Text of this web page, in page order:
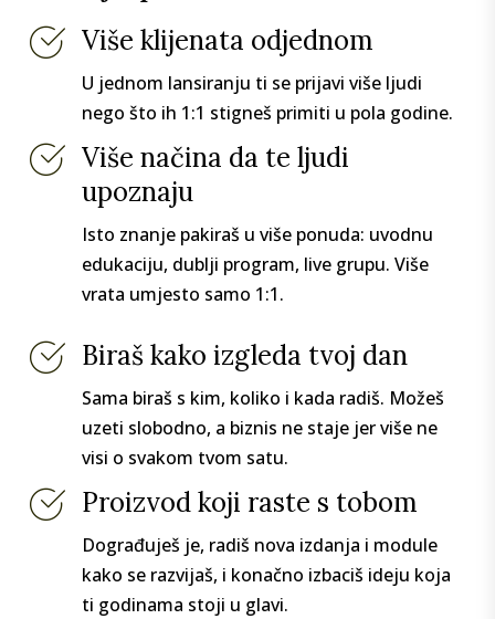
Više klijenata odjednom
U jednom lansiranju ti se prijavi više ljudi
nego što ih 1:1 stigneš primiti u pola godine.
Više načina da te ljudi
upoznaju
Isto znanje pakiraš u više ponuda: uvodnu
edukaciju, dublji program, live grupu. Više
vrata umjesto samo 1:1.
Biraš kako izgleda tvoj dan
Sama biraš s kim, koliko i kada radiš. Možeš
uzeti slobodno, a biznis ne staje jer više ne
visi o svakom tvom satu.
Proizvod koji raste s tobom
Dograđuješ je, radiš nova izdanja i module
kako se razvijaš, i konačno izbaciš ideju koja
ti godinama stoji u glavi.